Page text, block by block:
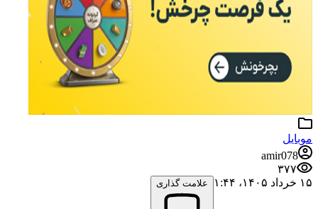
موبایل
amir078
۳۷۷
۱۵ خرداد ۱۴۰۵،‏ ۱:۴۴
علامت گذاری